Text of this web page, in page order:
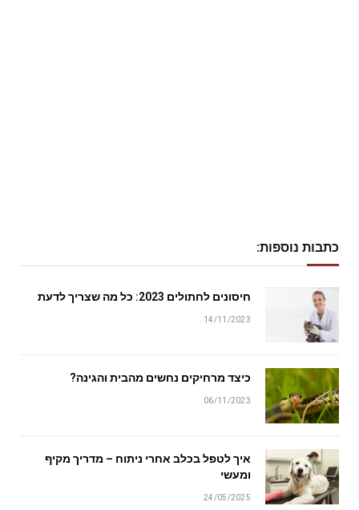
כתבות נוספות:
חיסונים לחתולים 2023: כל מה שצריך לדעת
14/11/2023
כיצד מרחיקים נחשים מהבית והגינה?
06/11/2023
איך לטפל בכלב אחרי ניתוח – מדריך מקיף
ומעשי
24/05/2025